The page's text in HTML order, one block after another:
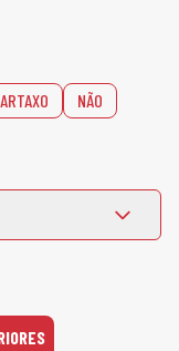
NÃO